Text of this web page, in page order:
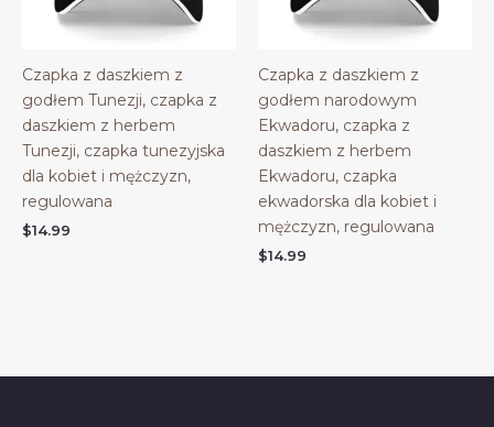
Czapka z daszkiem z
godłem Tunezji, czapka z
daszkiem z herbem
Tunezji, czapka tunezyjska
dla kobiet i mężczyzn,
regulowana
$14.99
Czapka z daszkiem z
godłem narodowym
Ekwadoru, czapka z
daszkiem z herbem
Ekwadoru, czapka
ekwadorska dla kobiet i
mężczyzn, regulowana
$14.99